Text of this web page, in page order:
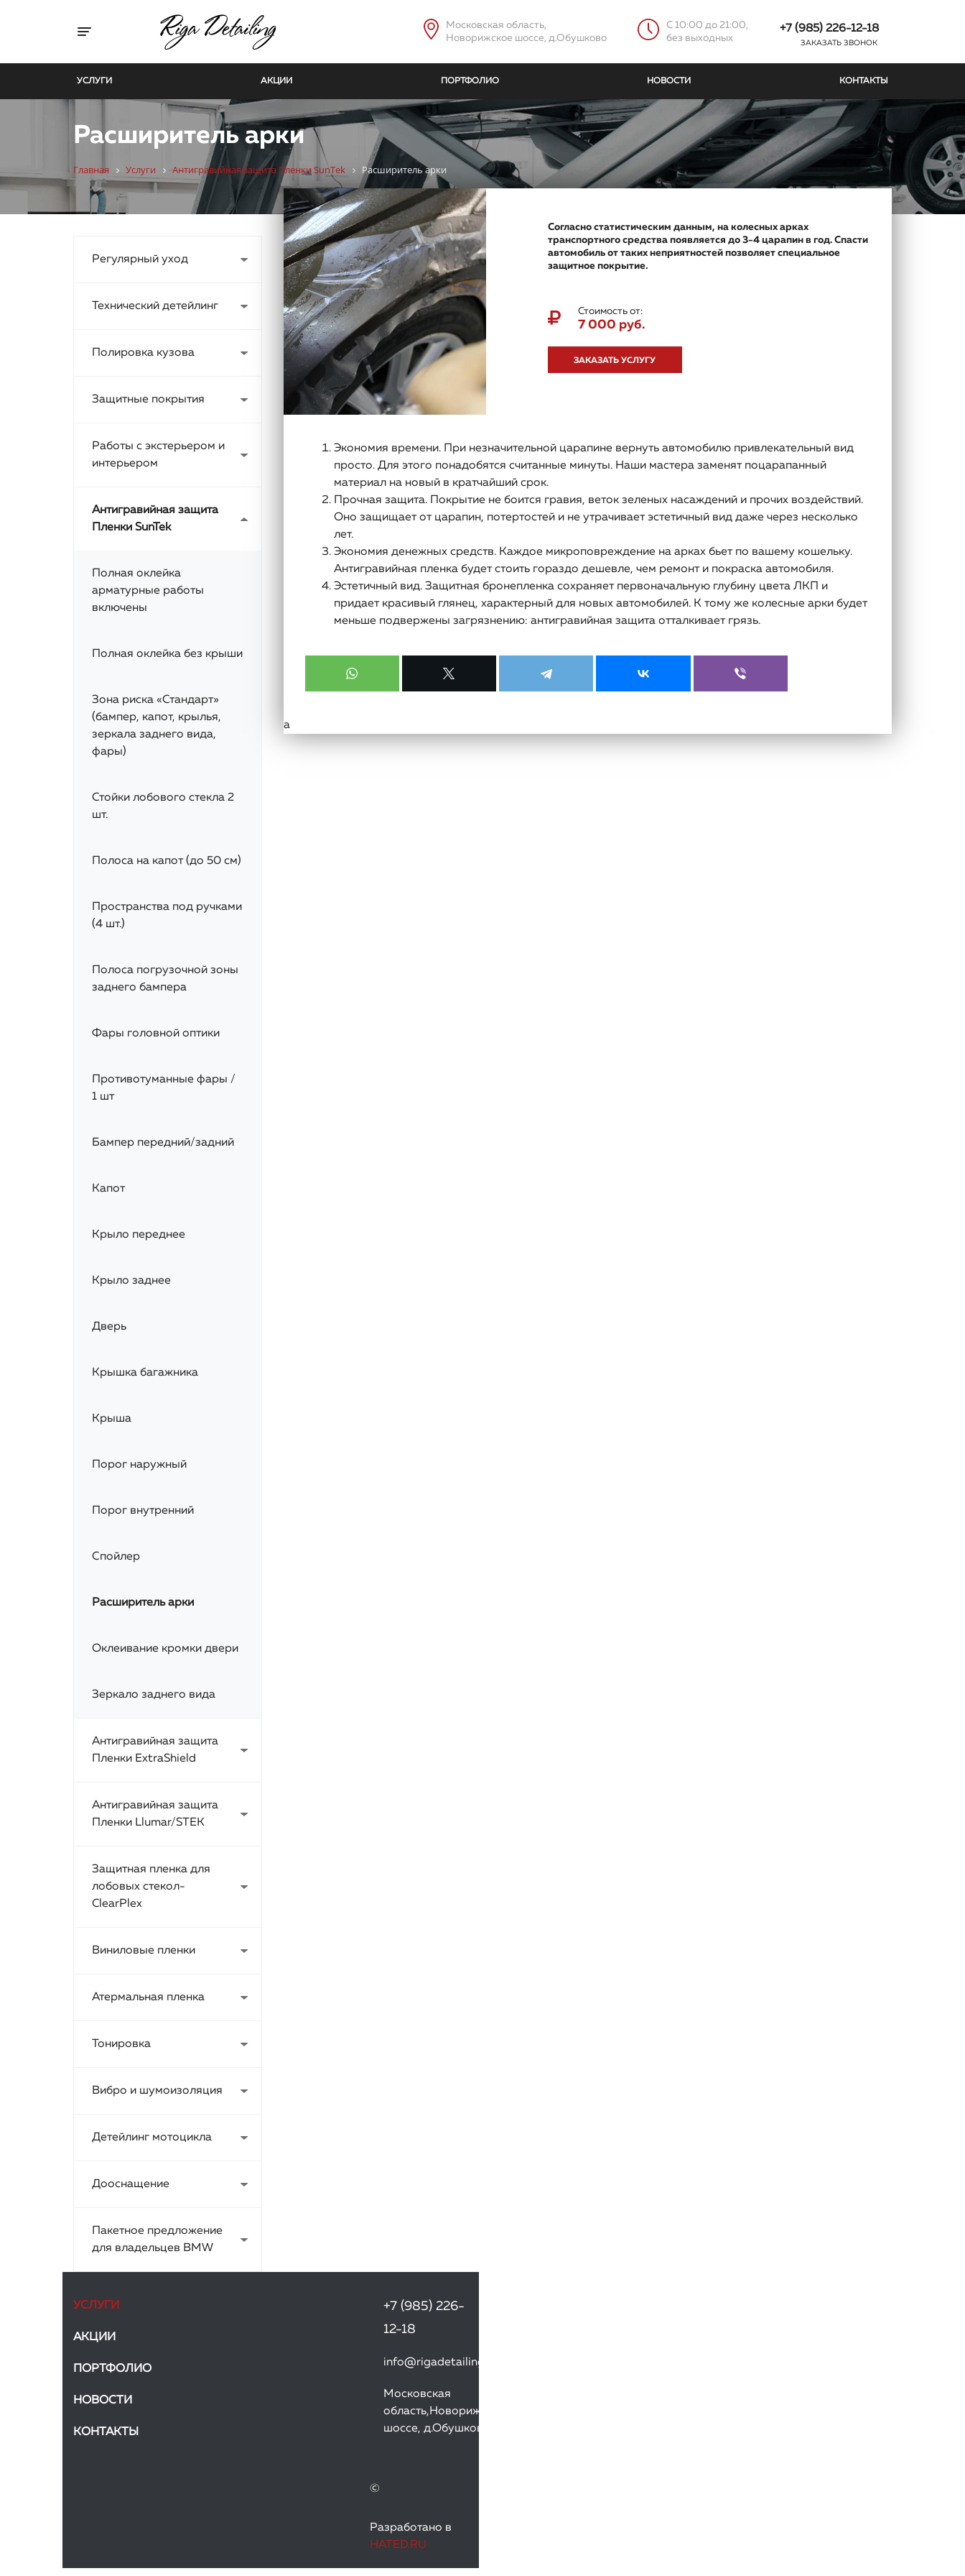
Toggle navigation
Московская область,
Новорижское шоссе, д.Обушково
C 10:00 до 21:00,
без выходных
+7 (985) 226-12-18
ЗАКАЗАТЬ ЗВОНОК
УСЛУГИ АКЦИИ ПОРТФОЛИО НОВОСТИ КОНТАКТЫ
Расширитель арки
Главная Услуги Антигравийная защита Пленки SunTek Расширитель арки
Регулярный уход
Технический детейлинг
Полировка кузова
Защитные покрытия
Работы с экстерьером и
интерьером
Антигравийная защита
Пленки SunTek
Полная оклейка
арматурные работы
включены
Полная оклейка без крыши
Зона риска «Стандарт»
(бампер, капот, крылья,
зеркала заднего вида,
фары)
Стойки лобового стекла 2
шт.
Полоса на капот (до 50 см)
Пространства под ручками
(4 шт.)
Полоса погрузочной зоны
заднего бампера
Фары головной оптики
Противотуманные фары /
1 шт
Бампер передний/задний
Капот
Крыло переднее
Крыло заднее
Дверь
Крышка багажника
Крыша
Порог наружный
Порог внутренний
Спойлер
Расширитель арки
Оклеивание кромки двери
Зеркало заднего вида
Антигравийная защита
Пленки ExtraShield
Антигравийная защита
Пленки Llumar/STEK
Защитная пленка для
лобовых стекол-
ClearPlex
Виниловые пленки
Атермальная пленка
Тонировка
Вибро и шумоизоляция
Детейлинг мотоцикла
Дооснащение
Пакетное предложение
для владельцев BMW
Согласно статистическим данным, на колесных арках
транспортного средства появляется до 3-4 царапин в год. Спасти
автомобиль от таких неприятностей позволяет специальное
защитное покрытие.
Стоимость от:
7 000 руб.
ЗАКАЗАТЬ УСЛУГУ
Экономия времени. При незначительной царапине вернуть автомобилю привлекательный вид
просто. Для этого понадобятся считанные минуты. Наши мастера заменят поцарапанный
материал на новый в кратчайший срок.
Прочная защита. Покрытие не боится гравия, веток зеленых насаждений и прочих воздействий.
Оно защищает от царапин, потертостей и не утрачивает эстетичный вид даже через несколько
лет.
Экономия денежных средств. Каждое микроповреждение на арках бьет по вашему кошельку.
Антигравийная пленка будет стоить гораздо дешевле, чем ремонт и покраска автомобиля.
Эстетичный вид. Защитная бронепленка сохраняет первоначальную глубину цвета ЛКП и
придает красивый глянец, характерный для новых автомобилей. К тому же колесные арки будет
меньше подвержены загрязнению: антигравийная защита отталкивает грязь.
а
УСЛУГИ
АКЦИИ
ПОРТФОЛИО
НОВОСТИ
КОНТАКТЫ
+7 (985) 226-
12-18
info@rigadetailing.ru
Московская
область,Новорижское
шоссе, д.Обушково
©
Разработано в
HATED.RU